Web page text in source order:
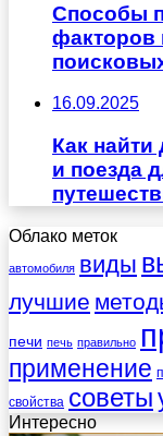
Способы
факторов
16.09.2025
Как
и поезда
Облако меток
автомобиля виды
лучшие
печи печь правильно
применение
свойства советы
Интересно